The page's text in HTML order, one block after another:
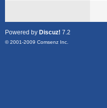
Powered by Discuz! 7.2
© 2001-2009 Comsenz Inc.